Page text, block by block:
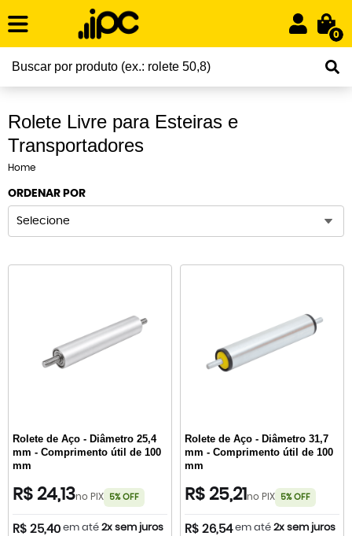
0
Rolete Livre para Esteiras e
Transportadores
Home
ORDENAR POR
Selecione
Rolete de Aço - Diâmetro 25,4
mm - Comprimento útil de 100
mm
R$ 24,13no PIX 5% OFF
R$ 25,40 em até 2x sem juros
Rolete de Aço - Diâmetro 31,7
mm - Comprimento útil de 100
mm
R$ 25,21 no PIX 5% OFF
R$ 26,54 em até 2x sem juros